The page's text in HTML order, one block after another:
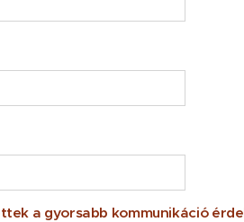
a gyorsabb kommunikáció